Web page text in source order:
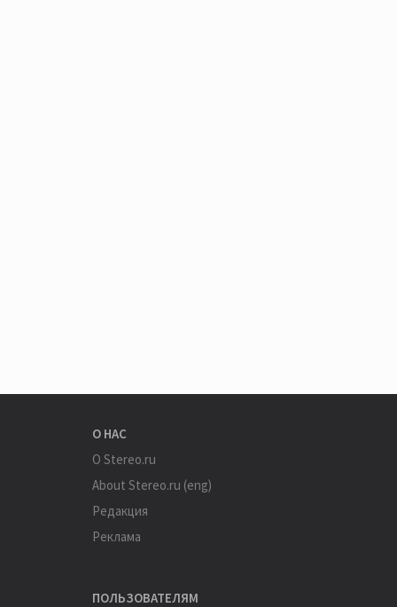
О НАС
О Stereo.ru
About Stereo.ru (eng)
Редакция
Реклама
ПОЛЬЗОВАТЕЛЯМ